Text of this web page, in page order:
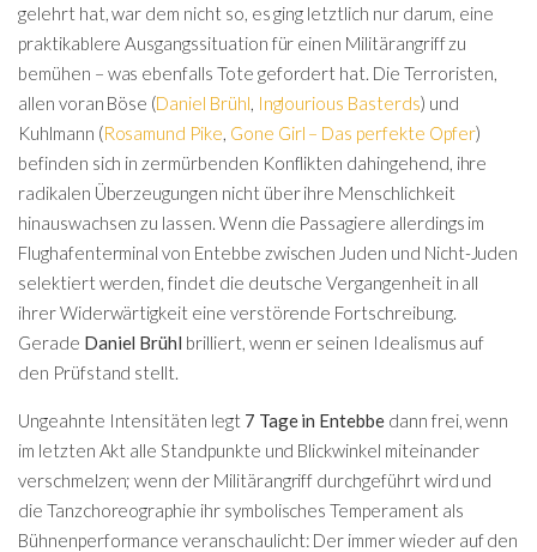
gelehrt hat, war dem nicht so, es ging letztlich nur darum, eine
praktikablere Ausgangssituation für einen Militärangriff zu
bemühen – was ebenfalls Tote gefordert hat. Die Terroristen,
allen voran Böse (Daniel Brühl Inglourious Basterds) und
Kuhlmann (Rosamund Pike Gone Girl – Das perfekte Opfer)
befinden sich in zermürbenden Konflikten dahingehend, ihre
radikalen Überzeugungen nicht über ihre Menschlichkeit
hinauswachsen zu lassen. Wenn die Passagiere allerdings im
Flughafenterminal von Entebbe zwischen Juden und Nicht-Juden
selektiert werden, findet die deutsche Vergangenheit in all
ihrer Widerwärtigkeit eine verstörende Fortschreibung.
Gerade Daniel Brühl brilliert, wenn er seinen Idealismus auf
den Prüfstand stellt.
Ungeahnte Intensitäten legt 7 Tage in Entebbe dann frei, wenn
im letzten Akt alle Standpunkte und Blickwinkel miteinander
verschmelzen; wenn der Militärangriff durchgeführt wird und
die Tanzchoreographie ihr symbolisches Temperament als
Bühnenperformance veranschaulicht: Der immer wieder auf den